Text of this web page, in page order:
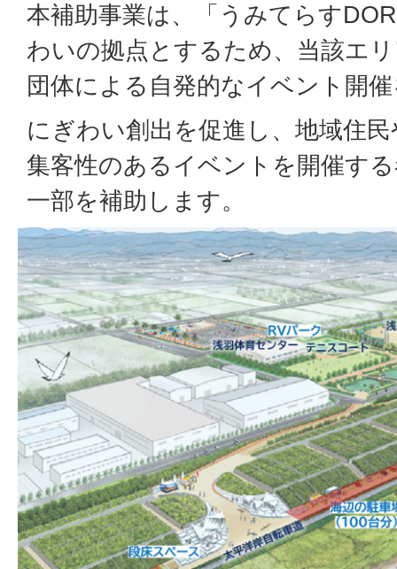
本補助事業は、「うみてらす
わいの拠点とするため、当該エ
団体による自発的なイベント開
にぎわい創出を促進し、地域住
集客性のあるイベントを開催す
一部を補助します。